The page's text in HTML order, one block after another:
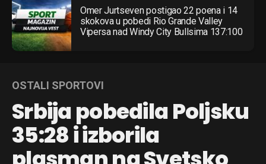
Omer Jurtseven postigao 22 poena i 14
skokova u pobedi Rio Grande Valley
Vipersa nad Windy City Bullsima 137:100
OSTALI SPORTOVI
Srbija pobedila Poljsku
35:28 i izborila